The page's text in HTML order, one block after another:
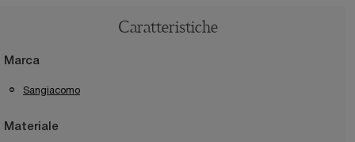
Caratteristiche
Marca
Sangiacomo
Materiale